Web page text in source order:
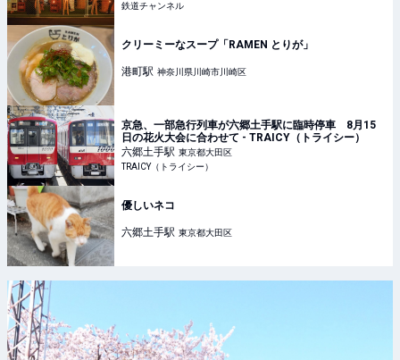
鉄道チャンネル
クリーミーなスープ「RAMEN とりが」
港町駅 神奈川県川崎市川崎区
京急、一部急行列車が六郷土手駅に臨時停車 8月15
日の花火大会に合わせて - TRAICY（トライシー）
六郷土手駅 東京都大田区
TRAICY（トライシー）
優しいネコ
六郷土手駅 東京都大田区